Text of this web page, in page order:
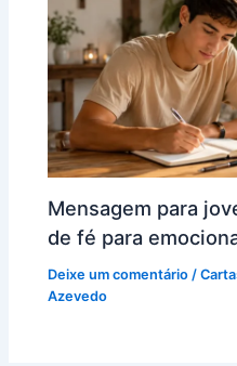
Mensagem para
de fé para
Deixe um comentário /
Azevedo